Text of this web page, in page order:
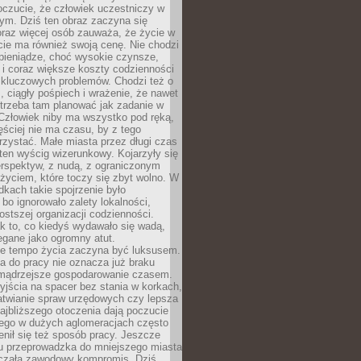
że człowiek uczestniczy w
Dziś ten obraz zaczyna się
więcej osób zauważa, że życie w
ma również swoją cenę. Nie chodzi
choć wysokie czynsze,
i coraz większe koszty codzienności
problemów. Chodzi też o
ciągły pośpiech i wrażenie, że nawet
tam planować jak zadanie w
niby ma wszystko pod ręką,
nie ma czasu, by z tego
Małe miasta przez długi czas
wyścig wizerunkowy. Kojarzyły się
z nudą, z ograniczonym
które toczy się zbyt wolno. W
takie spojrzenie było
ignorowało zalety lokalności,
organizacji codzienności.
to, co kiedyś wydawało się wadą,
jako ogromny atut.
tempo życia zaczyna być luksusem.
do pracy nie oznacza już braku
gospodarowanie czasem.
na spacer bez stania w korkach,
spraw urzędowych czy lepsza
otoczenia dają poczucie
w dużych aglomeracjach często
się też sposób pracy. Jeszcze
przeprowadzka do mniejszego miasta